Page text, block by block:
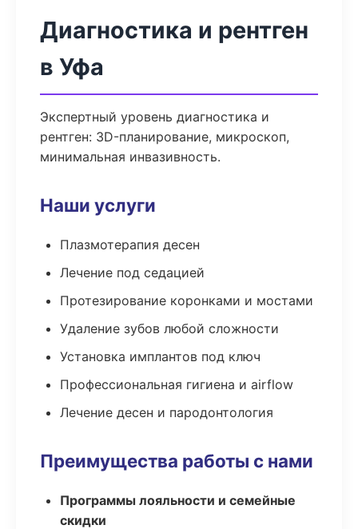
Диагностика и рентген
в Уфа
Экспертный уровень диагностика и
рентген: 3D-планирование, микроскоп,
минимальная инвазивность.
Наши услуги
Плазмотерапия десен
Лечение под седацией
Протезирование коронками и мостами
Удаление зубов любой сложности
Установка имплантов под ключ
Профессиональная гигиена и airflow
Лечение десен и пародонтология
Преимущества работы с нами
Программы лояльности и семейные
скидки